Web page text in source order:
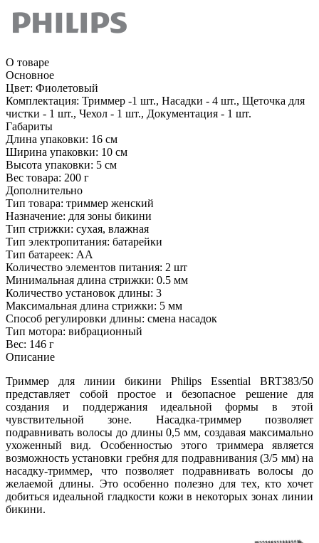
О товаре
Основное
Цвет: Фиолетовый
Комплектация: Триммер -1 шт., Насадки - 4 шт., Щеточка для
чистки - 1 шт., Чехол - 1 шт., Документация - 1 шт.
Габариты
Длина упаковки: 16 см
Ширина упаковки: 10 см
Высота упаковки: 5 см
Вес товара: 200 г
Дополнительно
Тип товара: триммер женский
Назначение: для зоны бикини
Тип стрижки: сухая, влажная
Тип электропитания: батарейки
Тип батареек: АА
Количество элементов питания: 2 шт
Минимальная длина стрижки: 0.5 мм
Количество установок длины: 3
Максимальная длина стрижки: 5 мм
Способ регулировки длины: смена насадок
Тип мотора: вибрационный
Вес: 146 г
Описание
Триммер для линии бикини Philips Essential BRT383/50
представляет собой простое и безопасное решение для
создания и поддержания идеальной формы в этой
чувствительной зоне. Насадка-триммер позволяет
подравнивать волосы до длины 0,5 мм, создавая максимально
ухоженный вид. Особенностью этого триммера является
возможность установки гребня для подравнивания (3/5 мм) на
насадку-триммер, что позволяет подравнивать волосы до
желаемой длины. Это особенно полезно для тех, кто хочет
добиться идеальной гладкости кожи в некоторых зонах линии
бикини.